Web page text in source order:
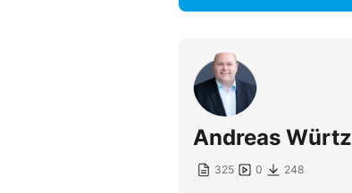
Andreas Würtz
325 0 248